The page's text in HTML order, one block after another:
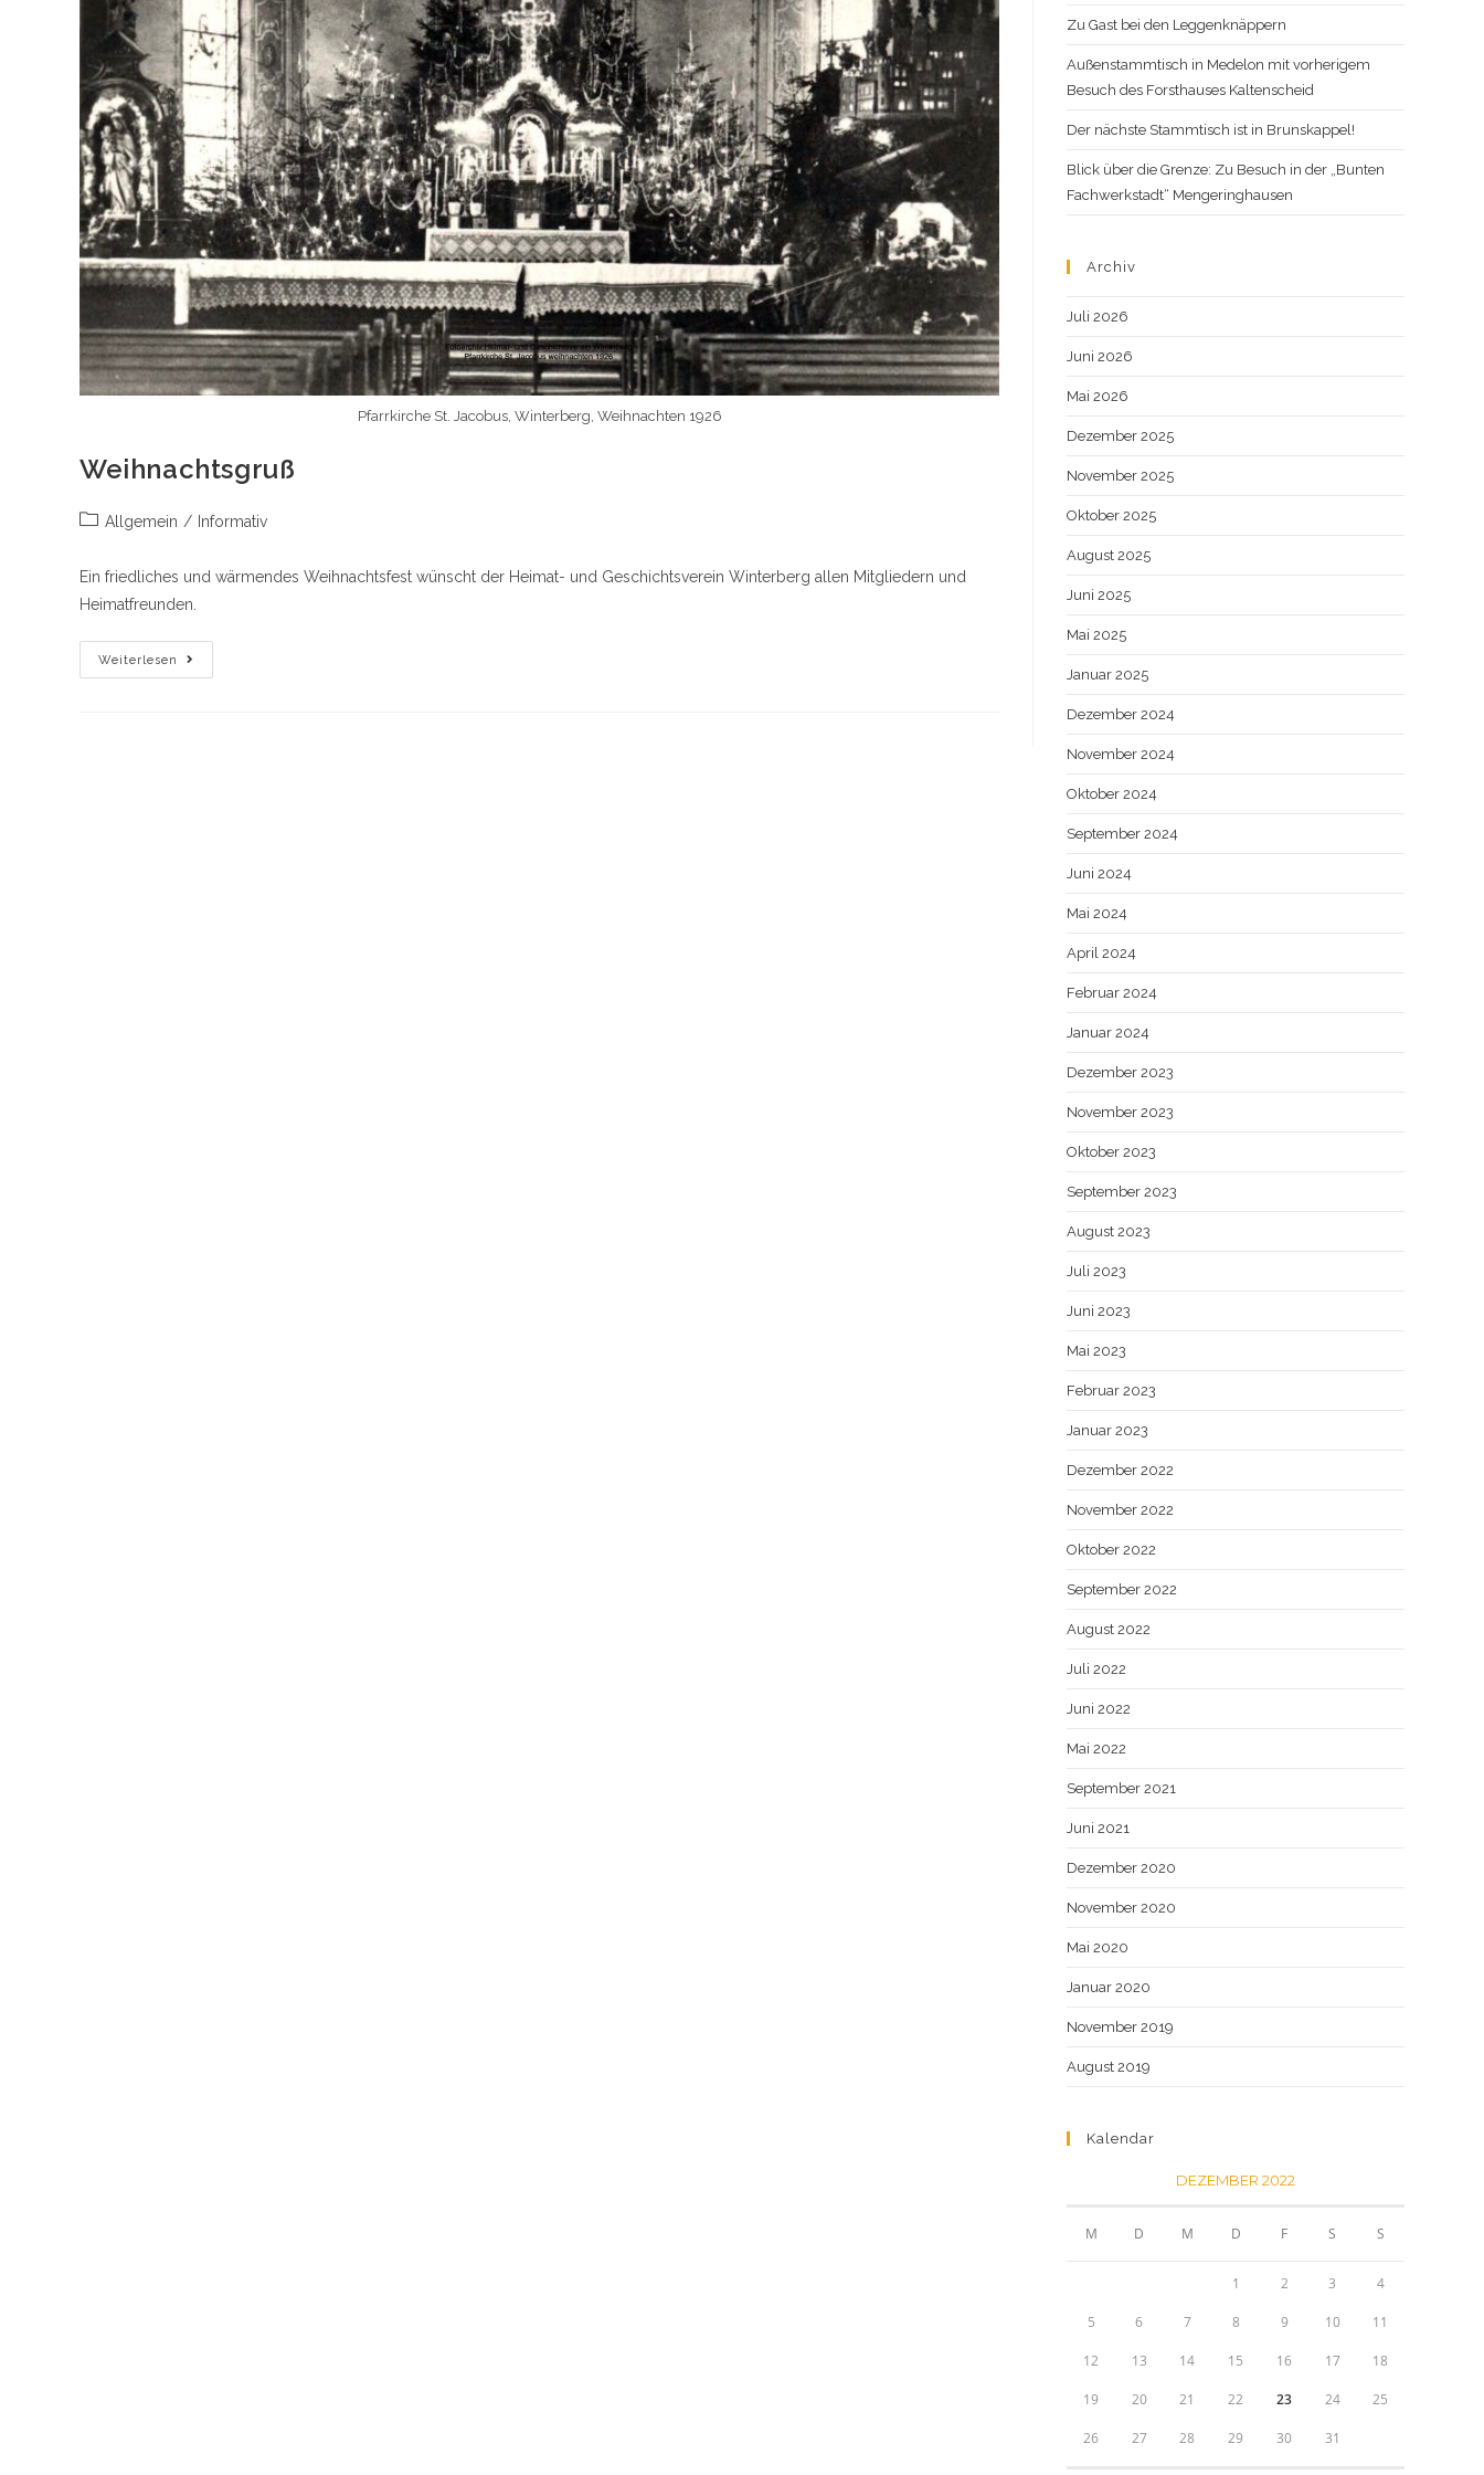
Pfarrkirche St. Jacobus, Winterberg, Weihnachten 1926
Weihnachtsgruß
Beitrags-
Allgemein / Informativ
Ein friedliches und wärmendes Weihnachtsfest wünscht der Heimat- und Geschichtsverein Winterberg allen Mitgliedern und
Heimatfreunden.
Weiterlesen Weihnachtsgruß
Zu Gast bei den Leggenknäppern
Außenstammtisch in Medelon mit vorherigem
Besuch des Forsthauses Kaltenscheid
Der nächste Stammtisch ist in Brunskappel!
Blick über die Grenze: Zu Besuch in der „Bunten
Fachwerkstadt“ Mengeringhausen
Archiv
Juli 2026
Juni 2026
Mai 2026
Dezember 2025
November 2025
Oktober 2025
August 2025
Juni 2025
Mai 2025
Januar 2025
Dezember 2024
November 2024
Oktober 2024
September 2024
Juni 2024
Mai 2024
April 2024
Februar 2024
Januar 2024
Dezember 2023
November 2023
Oktober 2023
September 2023
August 2023
Juli 2023
Juni 2023
Mai 2023
Februar 2023
Januar 2023
Dezember 2022
November 2022
Oktober 2022
September 2022
August 2022
Juli 2022
Juni 2022
Mai 2022
September 2021
Juni 2021
Dezember 2020
November 2020
Mai 2020
Januar 2020
November 2019
August 2019
Kalendar
DEZEMBER 2022
M D M D F S S
1 2 3 4
5 6 7 8 9 10 11
12 13 14 15 16 17 18
19 20 21 22 23 24 25
26 27 28 29 30 31